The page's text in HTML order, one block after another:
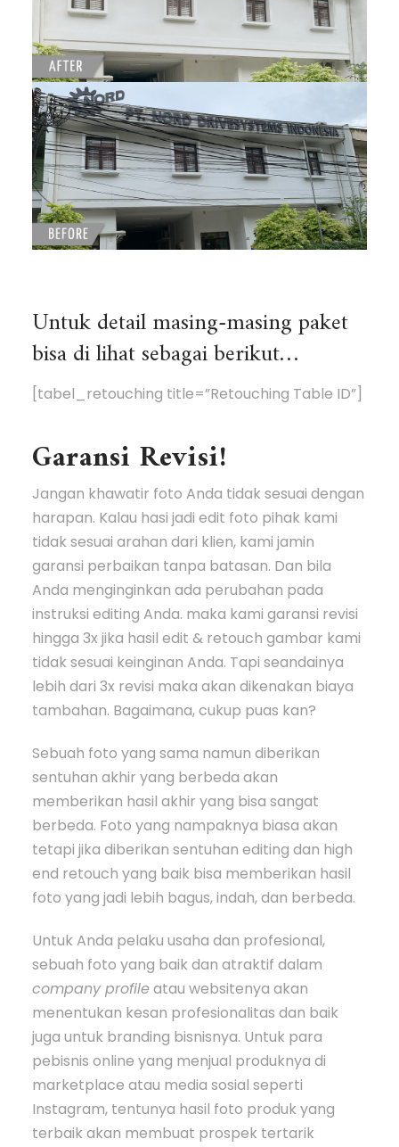
Untuk detail masing-masing paket
bisa di lihat sebagai berikut…
[tabel_retouching title=”Retouching Table ID”]
Garansi Revisi!
Jangan khawatir foto Anda tidak sesuai dengan
harapan. Kalau hasi jadi edit foto pihak kami
tidak sesuai arahan dari klien, kami jamin
garansi perbaikan tanpa batasan. Dan bila
Anda menginginkan ada perubahan pada
instruksi editing Anda. maka kami garansi revisi
hingga 3x jika hasil edit & retouch gambar kami
tidak sesuai keinginan Anda. Tapi seandainya
lebih dari 3x revisi maka akan dikenakan biaya
tambahan. Bagaimana, cukup puas kan?
Sebuah foto yang sama namun diberikan
sentuhan akhir yang berbeda akan
memberikan hasil akhir yang bisa sangat
berbeda. Foto yang nampaknya biasa akan
tetapi jika diberikan sentuhan editing dan high
end retouch yang baik bisa memberikan hasil
foto yang jadi lebih bagus, indah, dan berbeda.
Untuk Anda pelaku usaha dan profesional,
sebuah foto yang baik dan atraktif dalam
company profileatau websitenya akan
menentukan kesan profesionalitas dan baik
juga untuk branding bisnisnya. Untuk para
pebisnis online yang menjual produknya di
marketplace atau media sosial seperti
Instagram, tentunya hasil foto produk yang
terbaik akan membuat prospek tertarik